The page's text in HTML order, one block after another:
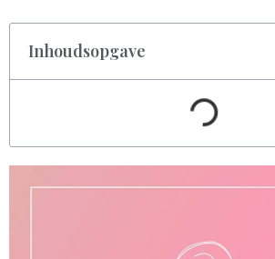
Inhoudsopgave